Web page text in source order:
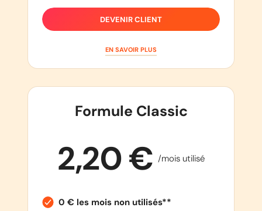
DEVENIR CLIENT
EN SAVOIR PLUS
Formule Classic
2,20 € /mois utilisé
0 € les mois non utilisés**